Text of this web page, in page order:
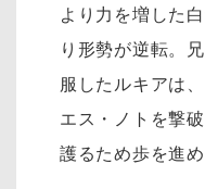
より力を増した
り形勢が逆転。
服したルキアは
エス・ノトを撃
護るため歩を進